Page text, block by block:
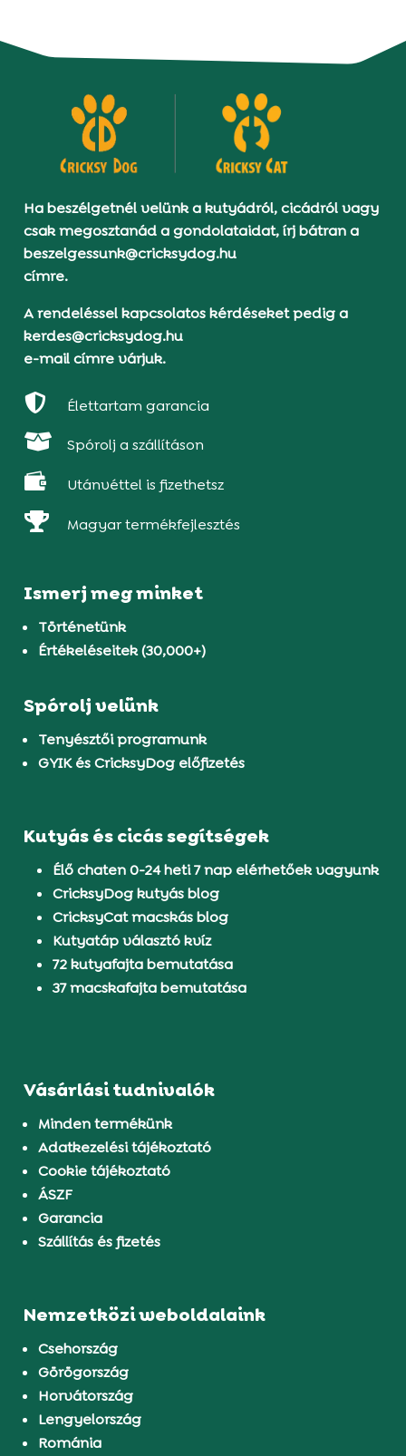
Ha beszélgetnél velünk a kutyádról, cicádról vagy
csak megosztanád a gondolataidat, írj bátran a
beszelgessunk@cricksydog.hu
címre.
A rendeléssel kapcsolatos kérdéseket pedig a
kerdes@cricksydog.hu
e-mail címre várjuk.
 Élettartam garancia
 Spórolj a szállításon
 Utánvéttel is fizethetsz
 Magyar termékfejlesztés
Ismerj meg minket
Történetünk
Értékeléseitek (30,000+)
Spórolj velünk
Tenyésztői programunk
GYIK és CricksyDog előfizetés
Kutyás és cicás segítségek
Élő chaten 0-24 heti 7 nap elérhetőek vagyunk
CricksyDog kutyás blog
CricksyCat macskás blog
Kutyatáp választó kvíz
72 kutyafajta bemutatása
37 macskafajta bemutatása
Vásárlási tudnivalók
Minden termékünk
Adatkezelési tájékoztató
Cookie tájékoztató
ÁSZF
Garancia
Szállítás és fizetés
Nemzetközi weboldalaink
Csehország
Görögország
Horvátország
Lengyelország
Románia